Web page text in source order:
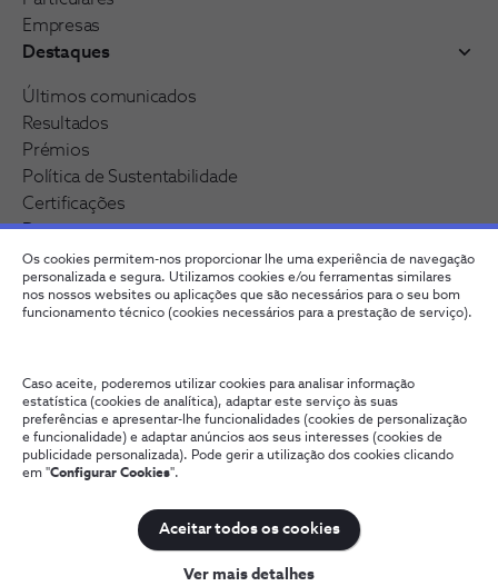
Os cookies permitem-nos proporcionar lhe uma experiência de navegação
personalizada e segura. Utilizamos cookies e/ou ferramentas similares
nos nossos websites ou aplicações que são necessários para o seu bom
funcionamento técnico (cookies necessários para a prestação de serviço).
Caso aceite, poderemos utilizar cookies para analisar informação
estatística (cookies de analítica), adaptar este serviço às suas
preferências e apresentar-lhe funcionalidades (cookies de personalização
e funcionalidade) e adaptar anúncios aos seus interesses (cookies de
publicidade personalizada). Pode gerir a utilização dos cookies clicando
em "Configurar Cookies".
Aceitar todos os cookies
Ver mais detalhes
Empresas
Destaques
Últimos comunicados
Resultados
Prémios
Política de Sustentabilidade
Certificações
Pessoas
Trabalhar na NOS
Programa de Trainees - NOS Alfa
Configurar CookiesQualidade de ServiçoWholesale